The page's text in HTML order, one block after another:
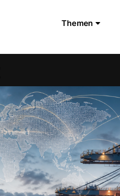
Themen